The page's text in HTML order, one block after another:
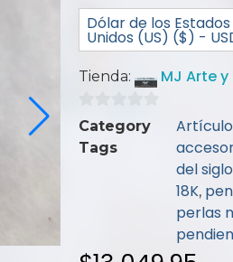
Dólar de los Estados
Unidos (US) ($) -
Tienda: MJ Arte
0
de
Category
Tags
del
18K,
perlas